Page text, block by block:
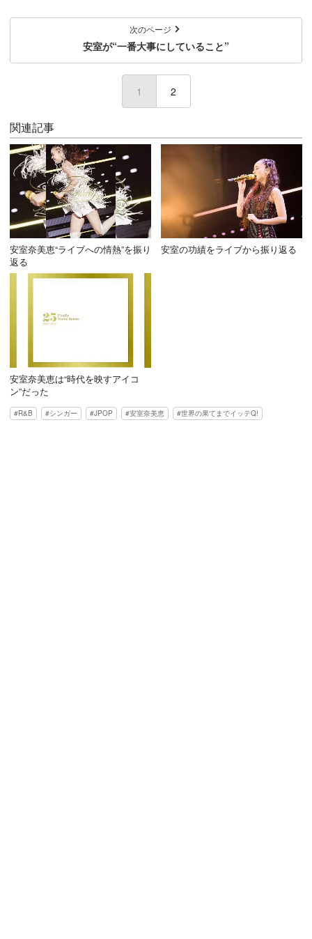
次のページ
安室が“一番大事にしていること”
1 (current)
2
関連記事
安室奈美恵“ライブへの情熱”を振り
返る
安室の功績をライブから振り返る
安室奈美恵は“時代を映すアイコ
ン”だった
R&B シンガー JPOP 安室奈美恵 世界の果てまでイッテQ!